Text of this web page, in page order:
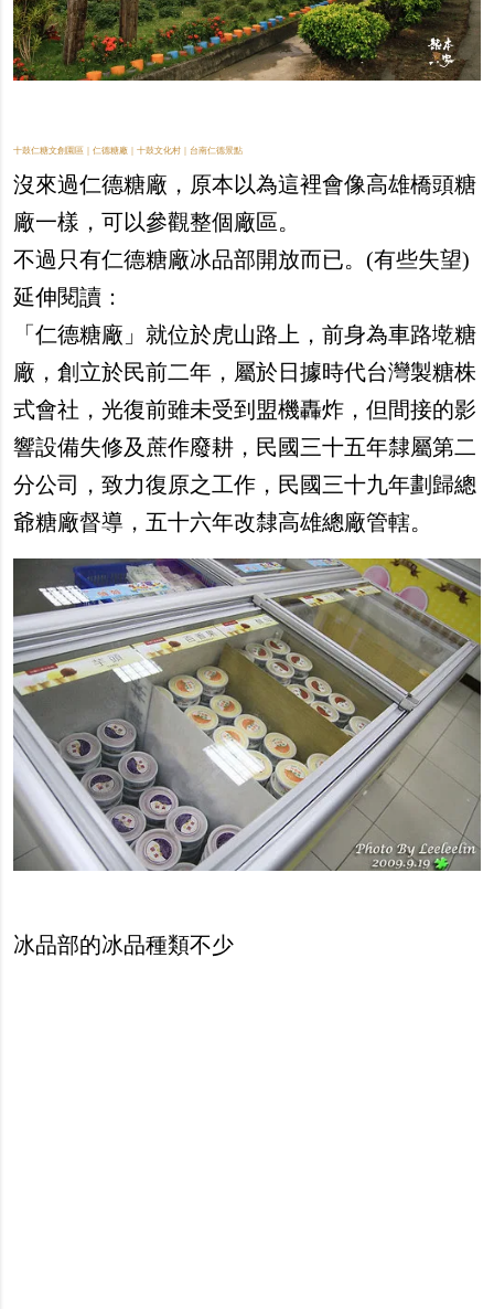
十鼓仁糖文創園區｜仁德糖廠｜十鼓文化村｜台南仁德景點
沒來過仁德糖廠，原本以為這裡會像高雄橋頭糖
廠一樣，可以參觀整個廠區。
不過只有仁德糖廠冰品部開放而已。(有些失望)
延伸閱讀：
「仁德糖廠」就位於虎山路上，前身為車路墘糖
廠，創立於民前二年，屬於日據時代台灣製糖株
式會社，光復前雖未受到盟機轟炸，但間接的影
響設備失修及蔗作廢耕，民國三十五年隸屬第二
分公司，致力復原之工作，民國三十九年劃歸總
爺糖廠督導，五十六年改隸高雄總廠管轄。
冰品部的冰品種類不少